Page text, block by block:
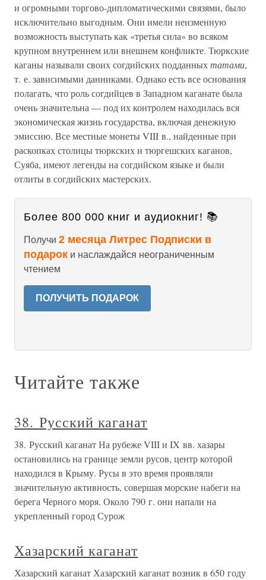
и огромными торгово-дипломатическими связями, было
исключительно выгодным. Они имели неизменную
возможность выступать как «третья сила» во всяком
крупном внутреннем или внешнем конфликте. Тюркские
каганы называли своих согдийских подданныхтатами,
т. е. зависимыми данниками. Однако есть все основания
полагать, что роль согдийцев в Западном каганате была
очень значительна — под их контролем находилась вся
экономическая жизнь государства, включая денежную
эмиссию. Все местные монеты VIII в., найденные при
раскопках столицы тюркских и тюргешских каганов,
Суяба, имеют легенды на согдийском языке и были
отлиты в согдийских мастерских.
Более 800 000 книг и аудиокниг! 📚
Получи 2 месяца Литрес Подписки в
подарок и наслаждайся неограниченным
чтением
ПОЛУЧИТЬ ПОДАРОК
Читайте также
38. Русский каганат
38. Русский каганат На рубеже VIII и IX вв. хазары
остановились на границе земли русов, центр которой
находился в Крыму. Русы в это время проявляли
значительную активность, совершая морские набеги на
берега Черного моря. Около 790 г. они напали на
укрепленный город Сурож
Хазарский каганат
Хазарский каганат Хазарский каганат возник в 650 году